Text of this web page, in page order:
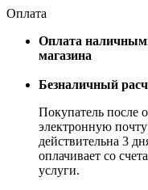
Оплата
Оплата
магазина
Безналичный
Покупатель после
электронную
действительна 3
оплачивает со
услуги.